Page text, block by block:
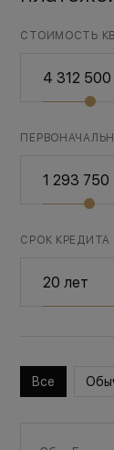
СТОИМОСТЬ
СРОК КРЕДИТА
Все